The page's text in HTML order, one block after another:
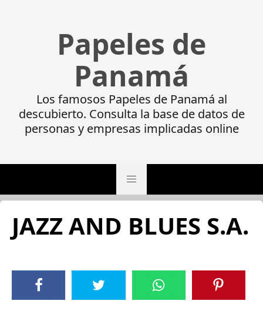
Papeles de
Panamá
Los famosos Papeles de Panamá al
descubierto. Consulta la base de datos de
personas y empresas implicadas online
JAZZ AND BLUES S.A.